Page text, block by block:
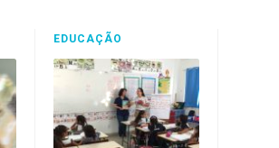
EDUCAÇÃO